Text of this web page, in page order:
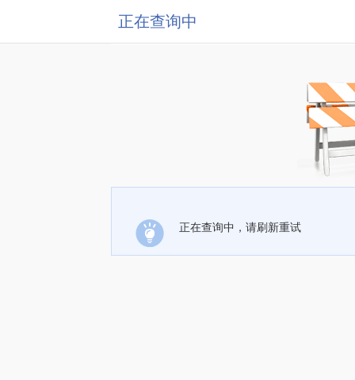
正在查询中
正在查询中，请刷新重试